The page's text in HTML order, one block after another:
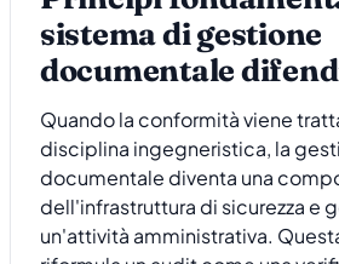
sistema di gestione
documentale
Quando la conformità viene
disciplina ingegneristica, la
documentale diventa una
dell'infrastruttura di sicurezza e
un'attività amministrativa.